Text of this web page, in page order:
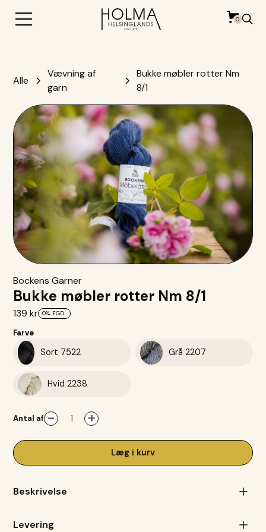
0
Alle
Vævning af
garn
Bukke møbler rotter Nm
8/1
Bockens Garner
Bukke møbler rotter Nm 8/1
139 kr 0% FGD
Farve
Sort 7522 Grå 2207
Hvid 2238
Antal af - +
Læg i kurv
Beskrivelse
Bockens Möbelåtta fra Holma-Helsinglands AB er et
Levering